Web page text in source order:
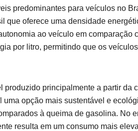
predominantes para veículos no
que oferece uma densidade
ao veículo em comparação
por litro, permitindo que os
produzido principalmente a partir da
opção mais sustentável e
à queima de gasolina. No
resulta em um consumo mais